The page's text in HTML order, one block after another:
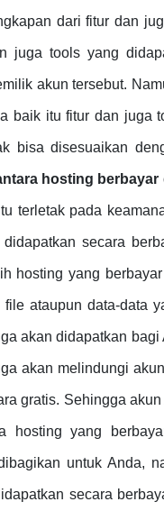
dari fitur dan
juga tools yang
akun tersebut.
baik itu fitur dan juga
bisa disesuaikan
hosting berbayar
terletak pada
secara
hosting yang
ataupun data-data
akan didapatkan
akan melindungi
gratis. Sehingga
yang
untuk Anda,
secara